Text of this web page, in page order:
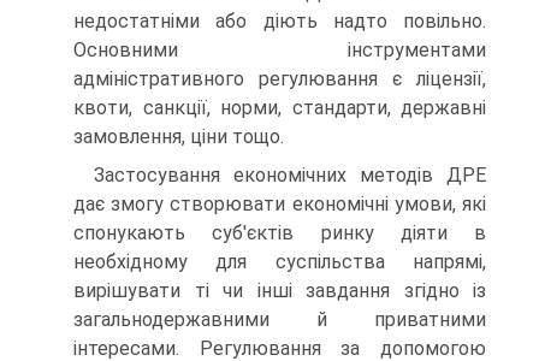
недостатніми або діють надто повільно.
Основними інструментами
адміністративного регулювання є ліцензії,
квоти, санкції, норми, стандарти, державні
замовлення, ціни тощо.
Застосування економічних методів ДРЕ
дає змогу створювати економічні умови, які
спонукають суб'єктів ринку діяти в
необхідному для суспільства напрямі,
вирішувати ті чи інші завдання згідно із
загальнодержавними й приватними
інтересами. Регулювання за допомогою